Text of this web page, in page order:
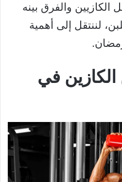
الكازيين والفرق بينه
لننتقل إلى أهمية
الكازين في